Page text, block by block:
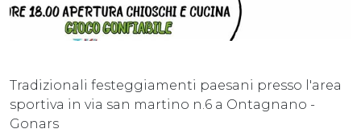
Tradizionali festeggiamenti paesani presso l'area
sportiva in via san martino n.6 a Ontagnano -
Gonars